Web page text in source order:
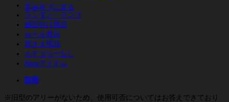
ショップに戻る
テント
ランタン・ランプ
施設向け商品
セール商品
焚き火用品
カテゴリーなし
Newアイテム
説明
※旧型のアリーがないため、使用可否についてはお答えできており